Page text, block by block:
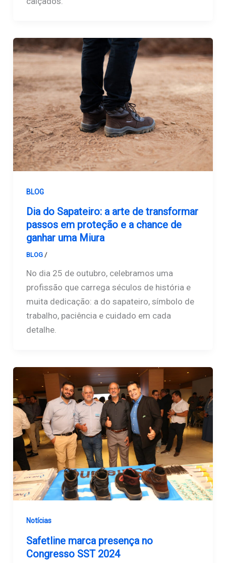
BLOG
Dia do Sapateiro: a arte de transformar
passos em proteção e a chance de
ganhar uma Miura
BLOG/
No dia 25 de outubro, celebramos uma
profissão que carrega séculos de história e
muita dedicação: a do sapateiro, símbolo de
trabalho, paciência e cuidado em cada
detalhe.
Notícias
Safetline marca presença no
Congresso SST 2024